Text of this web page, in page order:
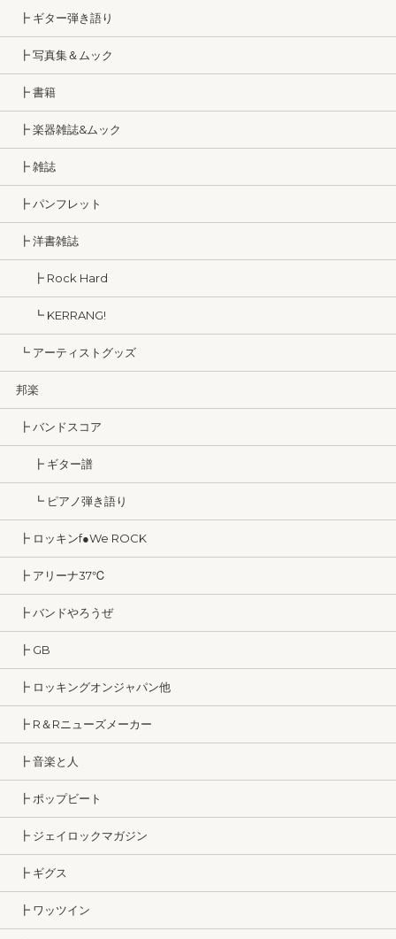
┣ ギター弾き語り
┣ 写真集＆ムック
┣ 書籍
┣ 楽器雑誌&ムック
┣ 雑誌
┣ パンフレット
┣ 洋書雑誌
┣ Rock Hard
┗ KERRANG!
┗ アーティストグッズ
邦楽
┣ バンドスコア
┣ ギター譜
┗ ピアノ弾き語り
┣ ロッキンf●We ROCK
┣ アリーナ37℃
┣ バンドやろうぜ
┣ GB
┣ ロッキングオンジャパン他
┣ R＆Rニューズメーカー
┣ 音楽と人
┣ ポップビート
┣ ジェイロックマガジン
┣ ギグス
┣ ワッツイン